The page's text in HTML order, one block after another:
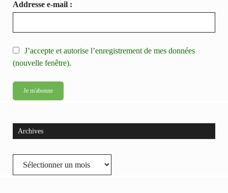
Addresse e-mail :
J’accepte et autorise l’enregistrement de mes données
(nouvelle fenêtre).
Archives
Archives